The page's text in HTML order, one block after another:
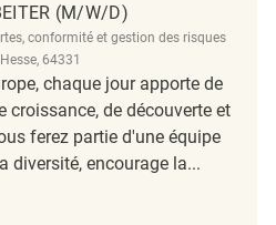
(M/W/D)
conformité et gestion des risques
64331
chaque jour apporte de
croissance, de découverte et
ferez partie d'une équipe
diversité, encourage la...
(m/w/d) REQ137161